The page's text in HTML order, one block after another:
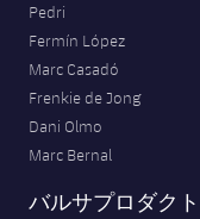
Pedri
Fermín López
Marc Casadó
Frenkie de Jong
Dani Olmo
Marc Bernal
バルサプロダクト